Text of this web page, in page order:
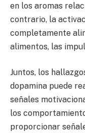
en los aromas
contrario, la
completamente
alimentos, las
Juntos, los
dopamina puede
señales
los
proporcionar